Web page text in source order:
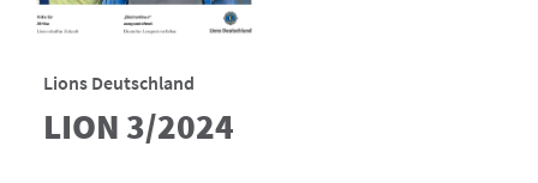
Lions Deutschland
LION 3/2024